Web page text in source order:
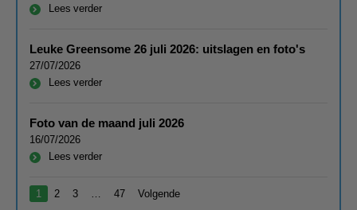
Lees verder
Leuke Greensome 26 juli 2026: uitslagen en foto's
27/07/2026
Lees verder
Foto van de maand juli 2026
16/07/2026
Lees verder
1 2 3 47 Volgende